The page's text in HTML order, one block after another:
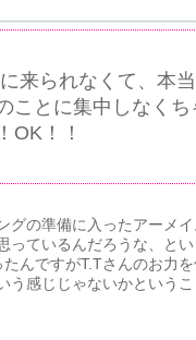
来られなくて、本
ことに集中しなく
OK！！
の準備に入ったアーメイ
ているんだろうな、とい
んですがT.Tさんのお力
感じじゃないかというこ